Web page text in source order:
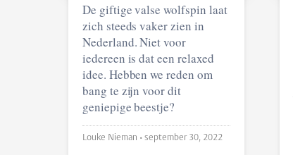
De giftige valse wolfspin laat
zich steeds vaker zien in
Nederland. Niet voor
iedereen is dat een relaxed
idee. Hebben we reden om
bang te zijn voor dit
geniepige beestje?
Louke Nieman • september 30, 2022